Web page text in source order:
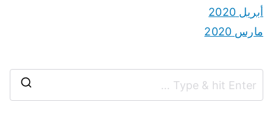
أبريل 2020
مارس 2020